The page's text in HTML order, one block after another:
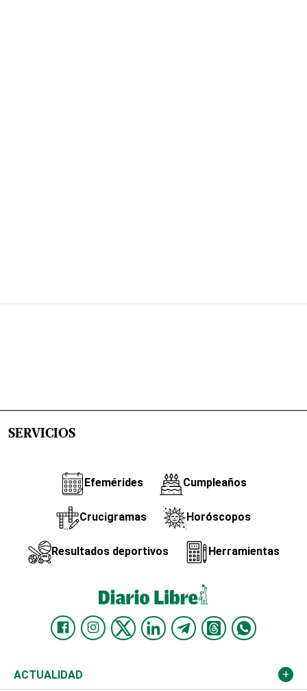
SERVICIOS
Efemérides Cumpleaños
Crucigramas Horóscopos
Resultados deportivos Herramientas
ACTUALIDAD